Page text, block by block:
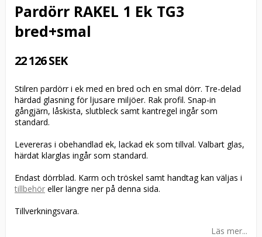
Pardörr RAKEL 1 Ek TG3
bred+smal
22 126 SEK
Stilren pardörr i ek med en bred och en smal dörr. Tre-delad
härdad glasning för ljusare miljöer. Rak profil. Snap-in
gångjärn, låskista, slutbleck samt kantregel ingår som
standard.
Levereras i obehandlad ek, lackad ek som tillval. Valbart glas,
härdat klarglas ingår som standard.
Endast dörrblad. Karm och tröskel samt handtag kan väljas i
tillbehör eller längre ner på denna sida.
Tillverkningsvara.
Läs mer...